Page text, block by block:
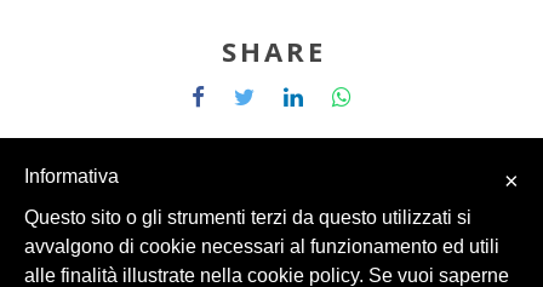
SHARE
© 2026 Intesa Grandi Impianti Srl Dati Personali
×
Informativa
Questo sito o gli strumenti terzi da questo utilizzati si
avvalgono di cookie necessari al funzionamento ed utili
alle finalità illustrate nella cookie policy. Se vuoi saperne